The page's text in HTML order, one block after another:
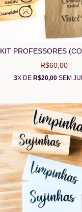
KIT PROFESSORES
R$60,00
3X DE R$20,00 SEM